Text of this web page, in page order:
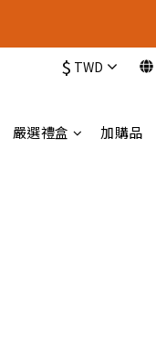
$ TWD
嚴選禮盒 加購品